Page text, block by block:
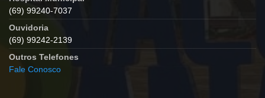
(69) 99240-7037
Ouvidoria
(69) 99242-2139
Outros Telefones
Fale Conosco